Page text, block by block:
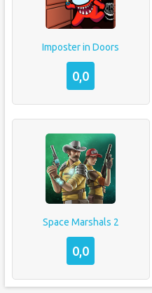
Imposter in Doors
0,0
Space Marshals 2
0,0